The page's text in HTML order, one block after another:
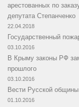
арестованных по
депутата Степанченко
22.04.2018
Государственный
03.10.2016
В Крыму законы РФ
прошлого
03.10.2016
Вести Русской
01.10.2016